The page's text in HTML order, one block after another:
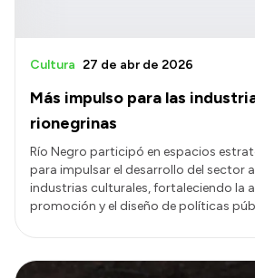
Más impulso para las
rionegrinas
Cultura 27 de abr de 2026
Río Negro participó en espacios
para impulsar el desarrollo del sector
industrias culturales, fortaleciendo la
promoción y el diseño de políticas